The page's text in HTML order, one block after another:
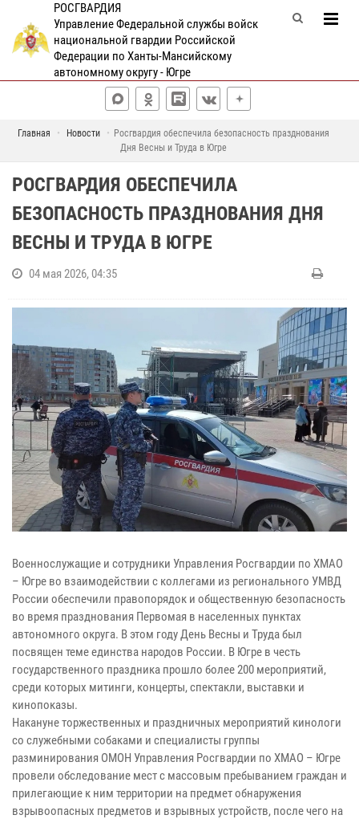
РОСГВАРДИЯ
Управление Федеральной службы войск
национальной гвардии Российской
Федерации по Ханты-Мансийскому
автономному округу - Югре
Главная Новости
Росгвардия обеспечила безопасность празднования
Дня Весны и Труда в Югре
РОСГВАРДИЯ ОБЕСПЕЧИЛА
БЕЗОПАСНОСТЬ ПРАЗДНОВАНИЯ ДНЯ
ВЕСНЫ И ТРУДА В ЮГРЕ
04 мая 2026, 04:35
Военнослужащие и сотрудники Управления Росгвардии по ХМАО
– Югре во взаимодействии с коллегами из регионального УМВД
России обеспечили правопорядок и общественную безопасность
во время празднования Первомая в населенных пунктах
автономного округа. В этом году День Весны и Труда был
посвящен теме единства народов России. В Югре в честь
государственного праздника прошло более 200 мероприятий,
среди которых митинги, концерты, спектакли, выставки и
кинопоказы.
Накануне торжественных и праздничных мероприятий кинологи
со служебными собаками и специалисты группы
разминирования ОМОН Управления Росгвардии по ХМАО – Югре
провели обследование мест с массовым пребыванием граждан и
прилегающие к ним территории на предмет обнаружения
взрывоопасных предметов и взрывных устройств, после чего на